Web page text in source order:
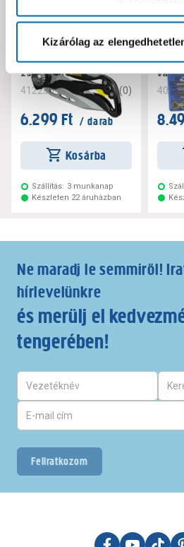
Kizárólag az
Stanley összecsukható
zsebkés fém
412235 0 (0)
6.299 Ft / darab
Kosárba
Szállítás: 3 munkanap
Készleten 22 áruházban
Craft
vágó
Ne maradj le semmiről!
hírlevelünkre
és merülj el
tengerében!
Feliratkozom